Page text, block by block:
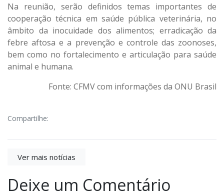
Na reunião, serão definidos temas importantes de
cooperação técnica em saúde pública veterinária, no
âmbito da inocuidade dos alimentos; erradicação da
febre aftosa e a prevenção e controle das zoonoses,
bem como no fortalecimento e articulação para saúde
animal e humana.
Fonte: CFMV com informações da ONU Brasil
Compartilhe:
Ver mais notícias
Deixe um Comentário